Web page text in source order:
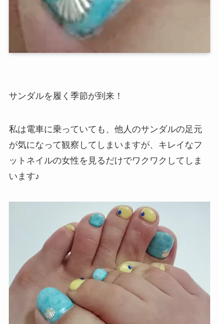
サンダルを履く季節が到来！
私は電車に乗っていても、他人のサンダルの足元
が気になって観察してしまいますが、キレイなフ
ットネイルの女性を見るだけでワクワクしてしま
います♪